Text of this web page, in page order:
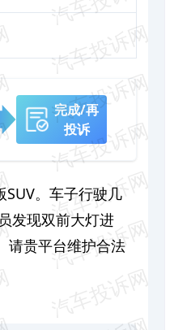
完成/再
投诉
。车子行驶几
发现双前大灯进
请贵平台维护合法